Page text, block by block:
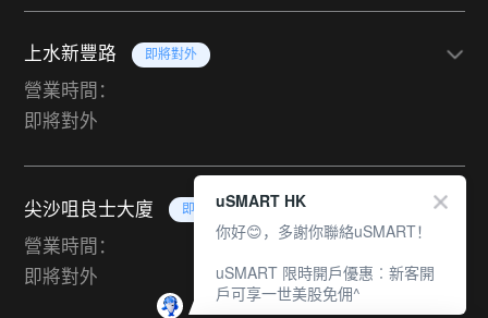
上水新豐路 即將對外
營業時間：
即將對外
尖沙咀良士大廈 即將對外
營業時間：
即將對外
uSMART HK
你好😊，多謝你聯絡uSMART！
uSMART 限時開戶優惠︰新客開
戶可享一世美股免佣^